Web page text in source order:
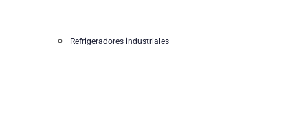
Refrigeradores industriales